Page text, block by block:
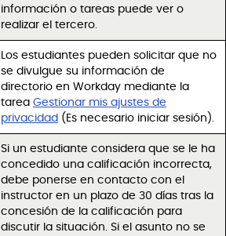
información o tareas puede ver o
realizar el tercero.
Los estudiantes pueden solicitar que no
se divulgue su información de
directorio en Workday mediante la
tarea Gestionar mis ajustes de
privacidad (Es necesario iniciar sesión).
Si un estudiante considera que se le ha
concedido una calificación incorrecta,
debe ponerse en contacto con el
instructor en un plazo de 30 días tras la
concesión de la calificación para
discutir la situación. Si el asunto no se